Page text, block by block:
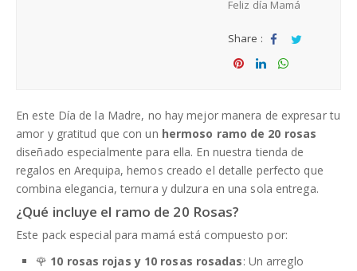
h
st
Feliz día Mamá
Share :
Sha Tw
En este Día de la Madre, no hay mejor manera de expresar tu
amor y gratitud que con un hermoso ramo de 20 rosas
diseñado especialmente para ella. En nuestra tienda de
regalos en Arequipa, hemos creado el detalle perfecto que
combina elegancia, ternura y dulzura en una sola entrega.
¿Qué incluye el ramo de 20 Rosas?
Este pack especial para mamá está compuesto por:
🌹 10 rosas rojas y 10 rosas rosadas: Un arreglo